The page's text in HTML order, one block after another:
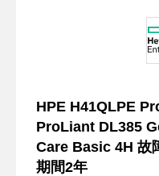
HPE H41QLPE
ProLiant DL385
Care Basic 4H 故
期間2年